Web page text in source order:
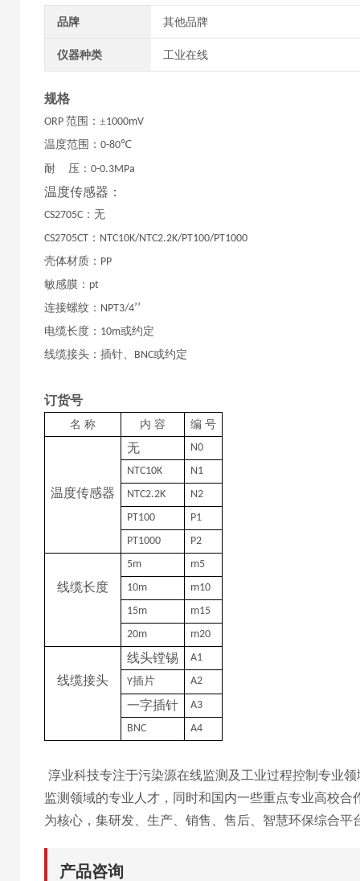
品牌 其他品牌
仪器种类 工业在线
规格
ORP 范围：±1000mV
温度范围： 0-80℃
耐
压： 0-0.3MPa
温度传感器：
CS2705C ：无
CS2705CT ： NTC10K/NTC2.2K/PT100/PT1000
壳体材质： PP
敏感膜： pt
连接螺纹： NPT3/4’’
电缆长度： 10m或约定
线缆接头：插针、 BNC或约定
订货号
名 称 内 容 编 号
温度传感器
无
N0
NTC10K
N1
NTC2.2K
N2
PT100
P1
PT1000
P2
线缆长度
5m
m5
10m
m10
15m
m15
20m
m20
线缆接头
线头镗锡
A1
Y插片 A2
一字插针
A3
BNC
A4
淳业科技专注于污染源在线监测及工业过程控制专业
监测领域的专业人才，同时和国内一些重点专业高校合
为核心，集研发、生产、销售、售后、智慧环保综合平
产品咨询